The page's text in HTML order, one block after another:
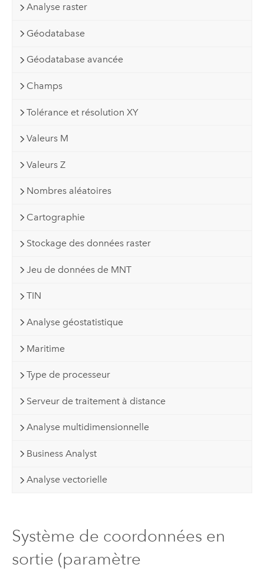
Analyse raster
Géodatabase
Géodatabase avancée
Champs
Tolérance et résolution XY
Valeurs M
Valeurs Z
Nombres aléatoires
Cartographie
Stockage des données raster
Jeu de données de MNT
TIN
Analyse géostatistique
Maritime
Type de processeur
Serveur de traitement à distance
Analyse multidimensionnelle
Business Analyst
Analyse vectorielle
Système de coordonnées en
sortie (paramètre